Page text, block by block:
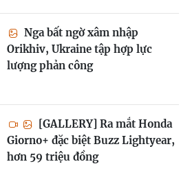
Nga bất ngờ xâm nhập
Orikhiv, Ukraine tập hợp lực
lượng phản công
[GALLERY] Ra mắt Honda
Giorno+ đặc biệt Buzz Lightyear,
hơn 59 triệu đồng